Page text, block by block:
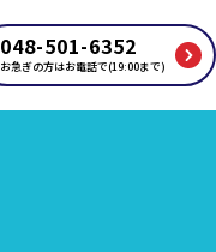
048-501-6352
お急ぎの方はお電話で(19:00まで)